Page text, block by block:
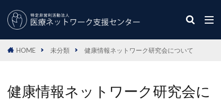
HOME 未分類 健康情報ネットワーク研究会について
健康情報ネットワーク研究会に